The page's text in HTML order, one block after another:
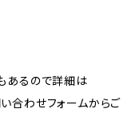
あるので詳細は
合わせフォームからご